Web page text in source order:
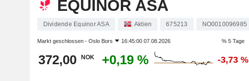
EQUINOR ASA
Dividende Equinor ASA Aktien 675213 NO0010096985
Markt geschlossen - Oslo Bors 16:45:00 07.08.2026 % 5 Tage
372,00 NOK +0,19 % -3,73 %